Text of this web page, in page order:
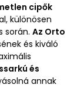
cipők
különösen
során. Az Orto
és kiváló
és
annak